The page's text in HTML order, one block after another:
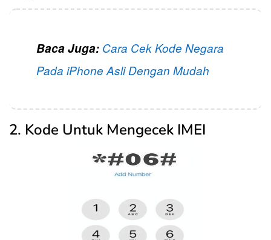
Baca Juga: Cara Cek Kode Negara
Pada iPhone Asli Dengan Mudah
2. Kode Untuk Mengecek IMEI